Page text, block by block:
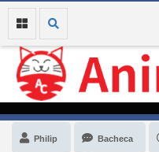
Philip Bacheca